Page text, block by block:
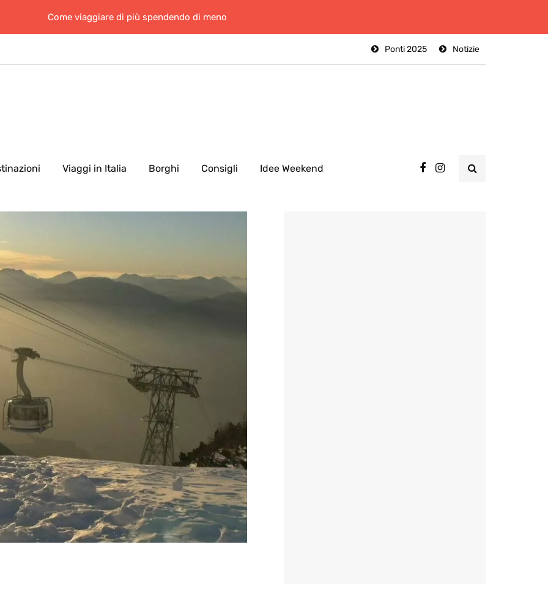
Come viaggiare di più spendendo di meno
Notizie
Ponti 2025
Viaggi in Italia Borghi Consigli Idee Weekend